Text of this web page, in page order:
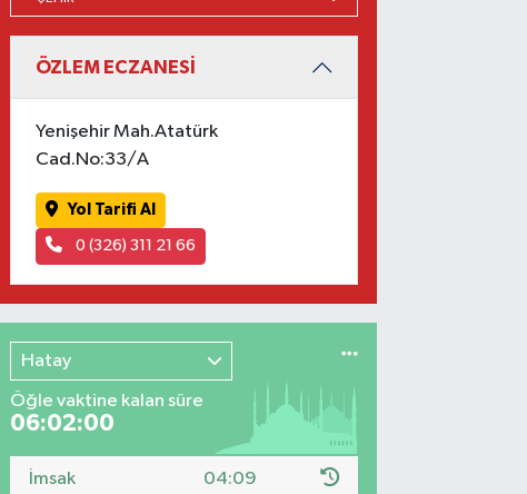
ÖZLEM ECZANESİ
Yenişehir Mah.Atatürk
Cad.No:33/A
Yol Tarifi Al
0 (326) 311 21 66
Hatay
Öğle vaktine kalan süre
06:01:59
İmsak 04:09